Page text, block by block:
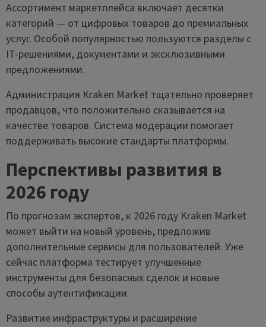
Ассортимент маркетплейса включает десятки
категорий — от цифровых товаров до премиальных
услуг. Особой популярностью пользуются разделы с
IT-решениями, документами и эксклюзивными
предложениями.
Администрация Kraken Market тщательно проверяет
продавцов, что положительно сказывается на
качестве товаров. Система модерации помогает
поддерживать высокие стандарты платформы.
Перспективы развития в
2026 году
По прогнозам экспертов, к 2026 году Kraken Market
может выйти на новый уровень, предложив
дополнительные сервисы для пользователей. Уже
сейчас платформа тестирует улучшенные
инструменты для безопасных сделок и новые
способы аутентификации.
Развитие инфраструктуры и расширение